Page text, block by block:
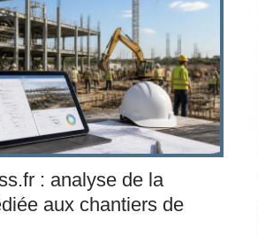
: analyse de la
aux chantiers de